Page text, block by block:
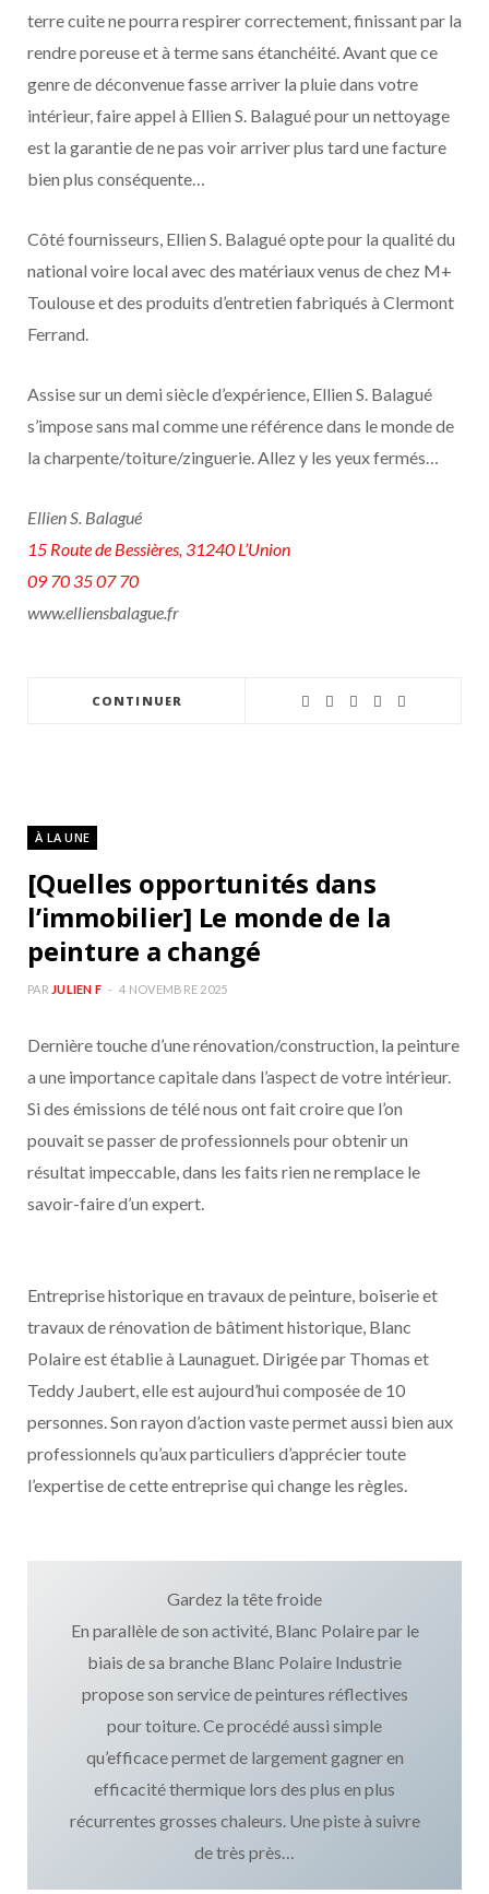
terre cuite ne pourra respirer correctement, finissant par la
rendre poreuse et à terme sans étanchéité. Avant que ce
genre de déconvenue fasse arriver la pluie dans votre
intérieur, faire appel à Ellien S. Balagué pour un nettoyage
est la garantie de ne pas voir arriver plus tard une facture
bien plus conséquente…
Côté fournisseurs, Ellien S. Balagué opte pour la qualité du
national voire local avec des matériaux venus de chez M+
Toulouse et des produits d’entretien fabriqués à Clermont
Ferrand.
Assise sur un demi siècle d’expérience, Ellien S. Balagué
s’impose sans mal comme une référence dans le monde de
la charpente/toiture/zinguerie. Allez y les yeux fermés…
Ellien S. Balagué
15 Route de Bessières, 31240 L’Union
09 70 35 07 70
www.elliensbalague.fr
CONTINUER
À LA UNE
[Quelles opportunités dans
l’immobilier] Le monde de la
peinture a changé
PAR JULIEN F 4 NOVEMBRE 2025
Dernière touche d’une rénovation/construction, la peinture
a une importance capitale dans l’aspect de votre intérieur.
Si des émissions de télé nous ont fait croire que l’on
pouvait se passer de professionnels pour obtenir un
résultat impeccable, dans les faits rien ne remplace le
savoir-faire d’un expert.
Entreprise historique en travaux de peinture, boiserie et
travaux de rénovation de bâtiment historique, Blanc
Polaire est établie à Launaguet. Dirigée par Thomas et
Teddy Jaubert, elle est aujourd’hui composée de 10
personnes. Son rayon d’action vaste permet aussi bien aux
professionnels qu’aux particuliers d’apprécier toute
l’expertise de cette entreprise qui change les règles.
Gardez la tête froide
En parallèle de son activité, Blanc Polaire par le
biais de sa branche Blanc Polaire Industrie
propose son service de peintures réflectives
pour toiture. Ce procédé aussi simple
qu’efficace permet de largement gagner en
efficacité thermique lors des plus en plus
récurrentes grosses chaleurs. Une piste à suivre
de très près…